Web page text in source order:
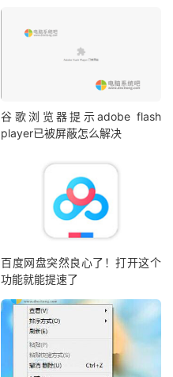
谷歌浏览器提示adobe flash
player已被屏蔽怎么解决
百度网盘突然良心了！打开这个
功能就能提速了